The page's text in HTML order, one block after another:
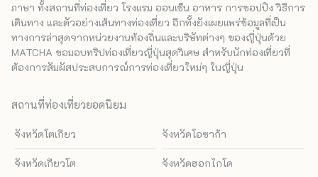
ภาษา ทั้งสถานที่ท่องเที่ยว โรงแรม ออนเซ็น อาหาร การชอปปิง วิธีการ
เดินทาง และตัวอย่างเส้นทางท่องเที่ยว อีกทั้งยังเผยแพร่ข้อมูลที่เป็น
ทางการล่าสุดจากหน่วยงานท้องถิ่นและบริษัทต่างๆ ของญี่ปุ่นด้วย
MATCHA ขอมอบทริปท่องเที่ยวญี่ปุ่นสุดวิเศษ สำหรับนักท่องเที่ยวที่
ต้องการสัมผัสประสบการณ์การท่องเที่ยวใหม่ๆ ในญี่ปุ่น
สถานที่ท่องเที่ยวยอดนิยม
จังหวัดโตเกียว จังหวัดโอซาก้า
จังหวัดเกียวโต จังหวัดฮอกไกโด